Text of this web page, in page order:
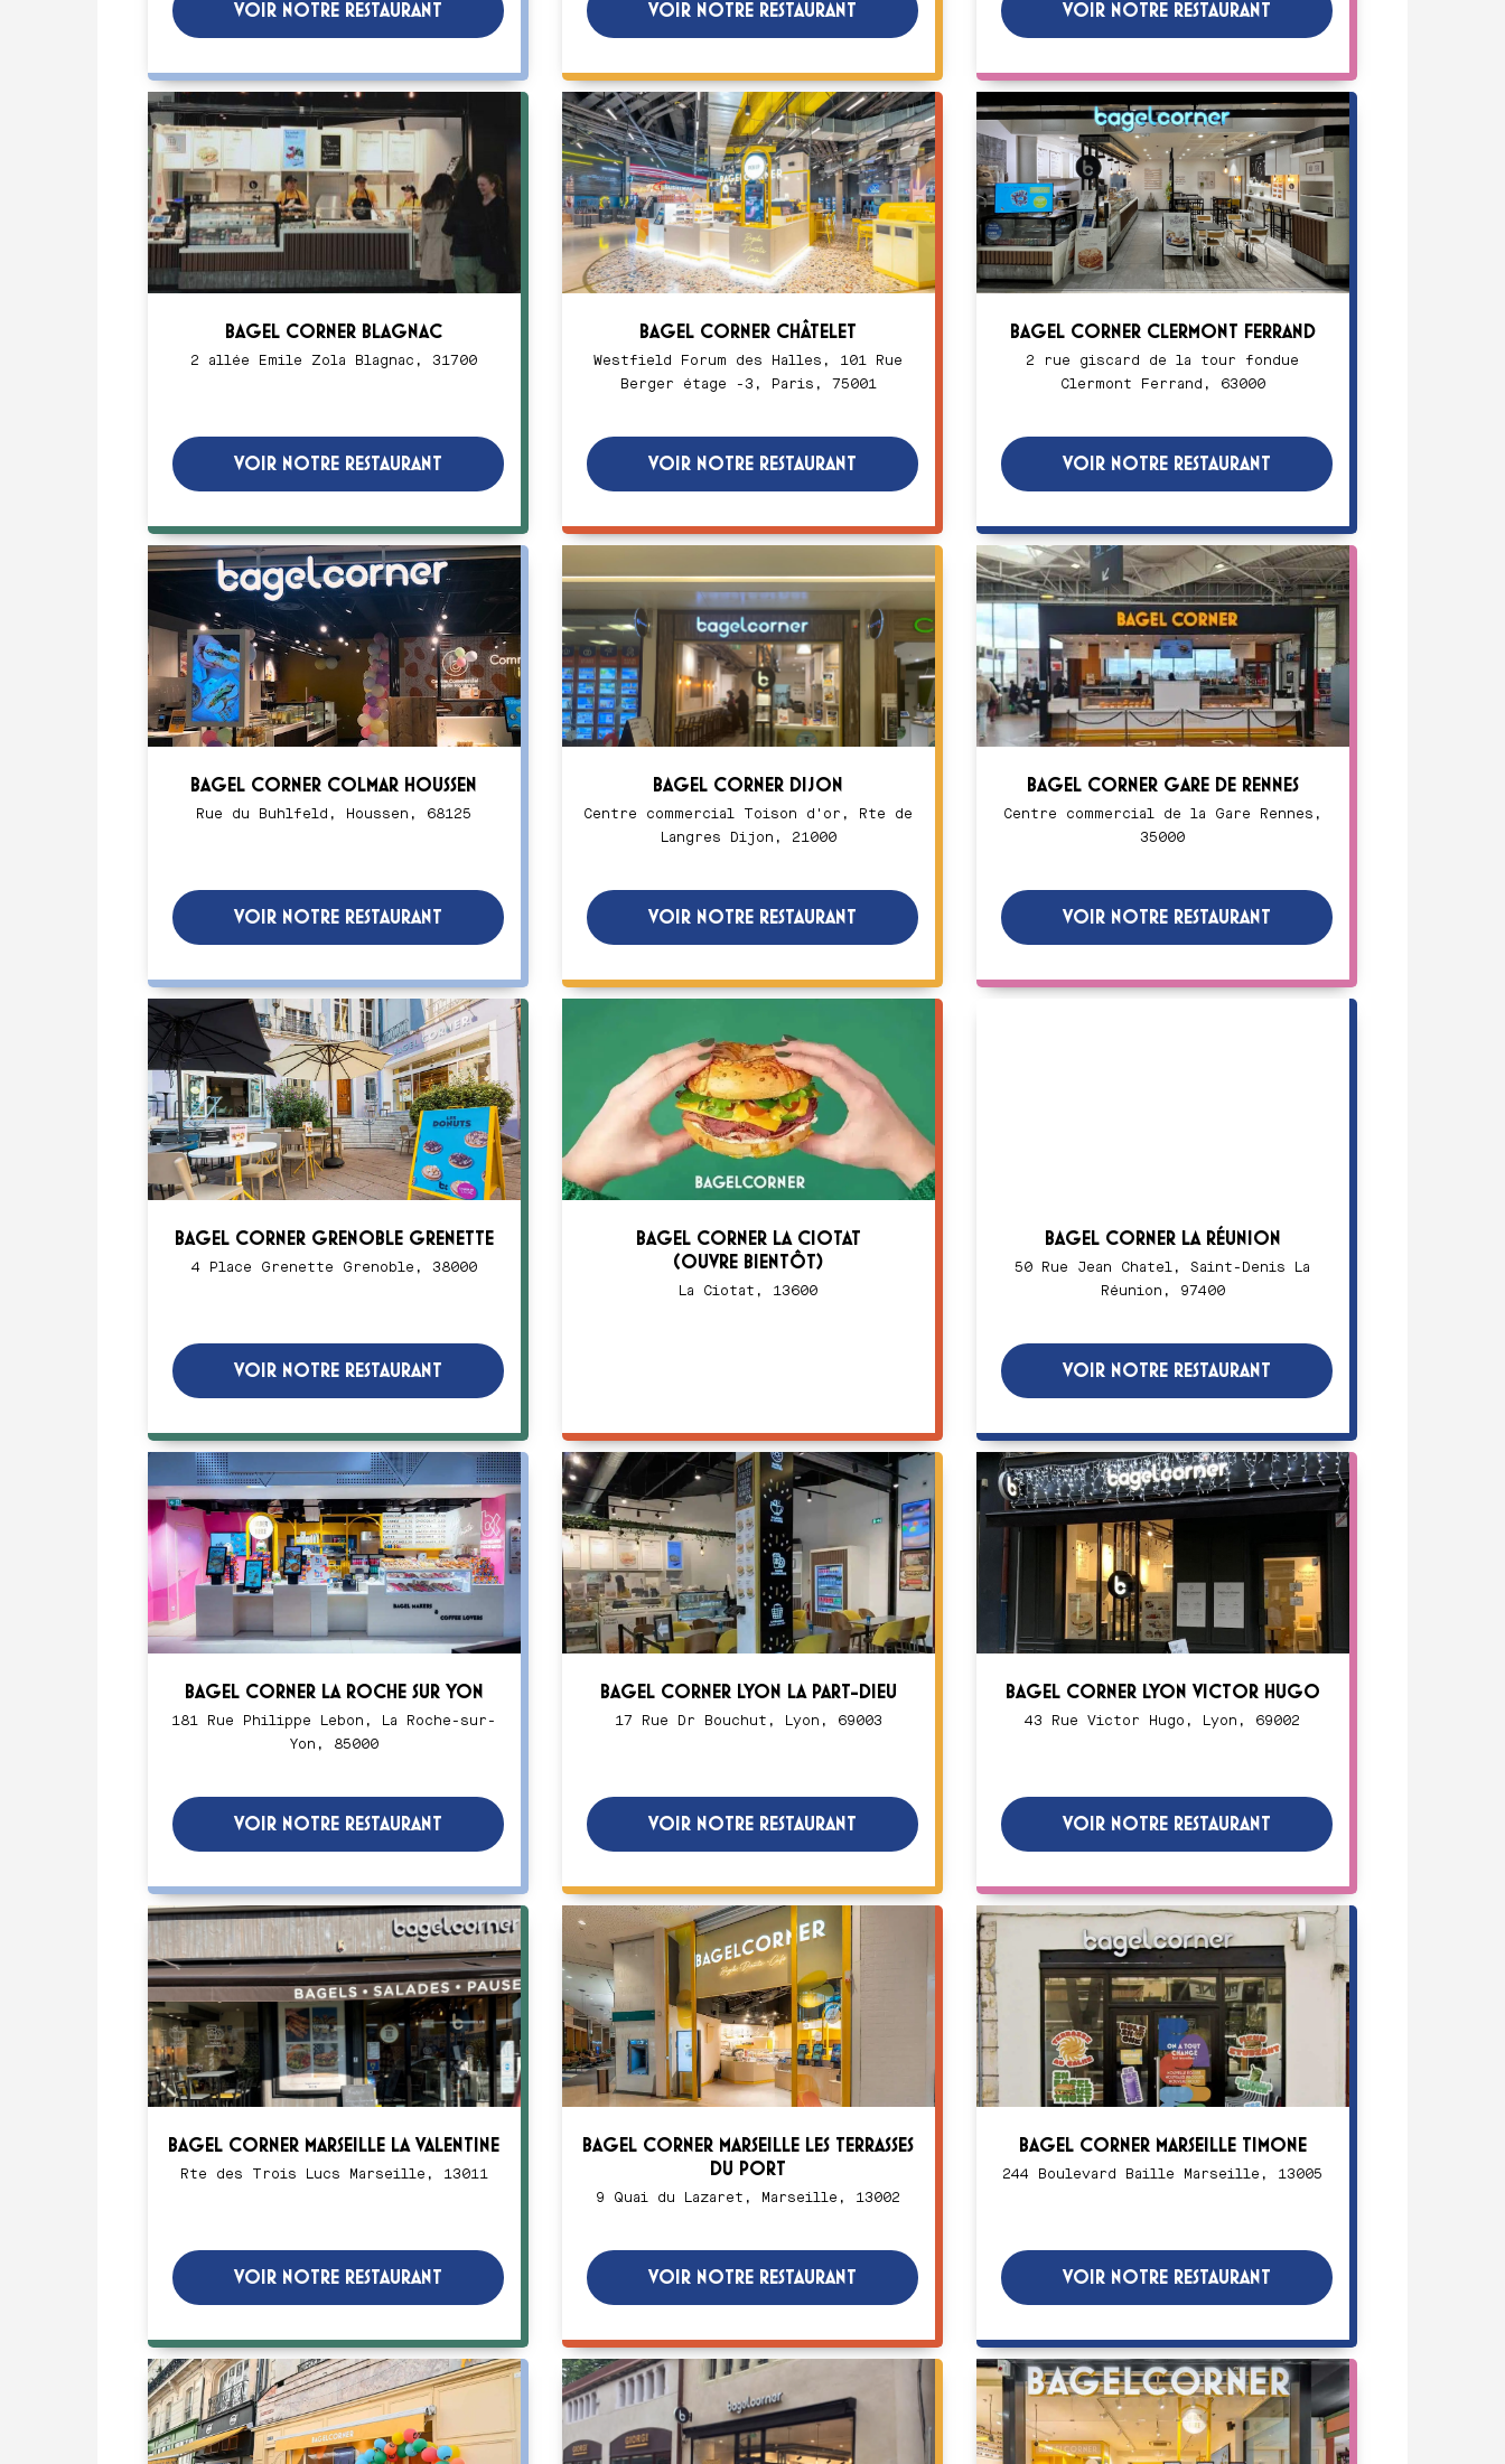
VOIR NOTRE RESTAURANT VOIR NOTRE RESTAURANT VOIR NOTRE RESTAURANT
BAGEL CORNER BLAGNAC
2 allée Emile Zola Blagnac, 31700
VOIR NOTRE RESTAURANT
BAGEL CORNER CHÂTELET
Westfield Forum des Halles, 101 Rue
Berger étage -3, Paris, 75001
VOIR NOTRE RESTAURANT
BAGEL CORNER CLERMONT FERRAND
2 rue giscard de la tour fondue
Clermont Ferrand, 63000
VOIR NOTRE RESTAURANT
BAGEL CORNER COLMAR HOUSSEN
Rue du Buhlfeld, Houssen, 68125
VOIR NOTRE RESTAURANT
BAGEL CORNER DIJON
Centre commercial Toison d'or, Rte de
Langres Dijon, 21000
VOIR NOTRE RESTAURANT
BAGEL CORNER GARE DE RENNES
Centre commercial de la Gare Rennes,
35000
VOIR NOTRE RESTAURANT
BAGEL CORNER GRENOBLE GRENETTE
4 Place Grenette Grenoble, 38000
VOIR NOTRE RESTAURANT
BAGEL CORNER LA CIOTAT
(OUVRE BIENTÔT)
La Ciotat, 13600
BAGEL CORNER LA RÉUNION
50 Rue Jean Chatel, Saint-Denis La
Réunion, 97400
VOIR NOTRE RESTAURANT
BAGEL CORNER LA ROCHE SUR YON
181 Rue Philippe Lebon, La Roche-sur-
Yon, 85000
VOIR NOTRE RESTAURANT
BAGEL CORNER LYON LA PART-DIEU
17 Rue Dr Bouchut, Lyon, 69003
VOIR NOTRE RESTAURANT
BAGEL CORNER LYON VICTOR HUGO
43 Rue Victor Hugo, Lyon, 69002
VOIR NOTRE RESTAURANT
BAGEL CORNER MARSEILLE LA VALENTINE
Rte des Trois Lucs Marseille, 13011
VOIR NOTRE RESTAURANT
BAGEL CORNER MARSEILLE LES TERRASSES
DU PORT
9 Quai du Lazaret, Marseille, 13002
VOIR NOTRE RESTAURANT
BAGEL CORNER MARSEILLE TIMONE
244 Boulevard Baille Marseille, 13005
VOIR NOTRE RESTAURANT